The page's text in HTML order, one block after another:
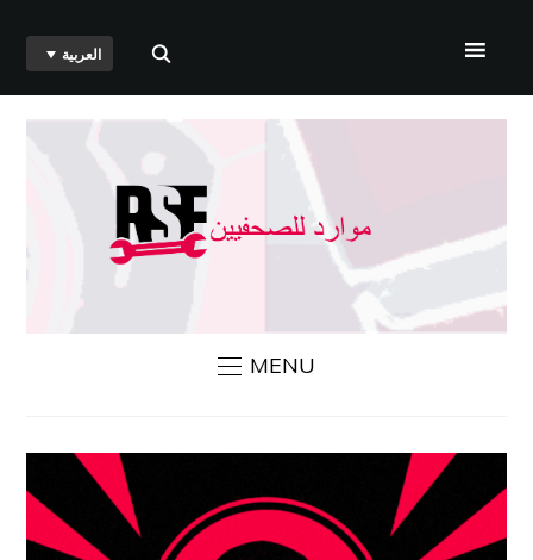
الرئيسية
من نحن
أخبار مراسلون بلا حدود
اتصل بنا
العربية
MENU